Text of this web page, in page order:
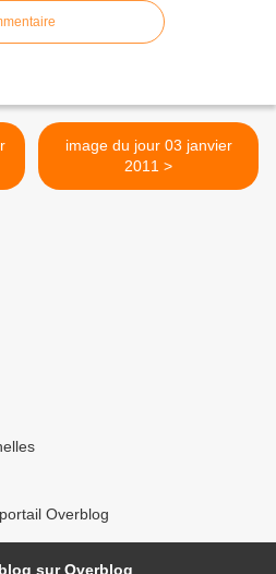
image du jour 03 janvier
2011 >
Overblog
sur Overblog